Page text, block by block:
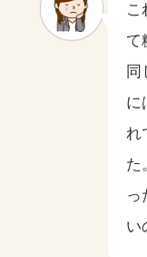
こ
て
同
に
れ
た
っ
い